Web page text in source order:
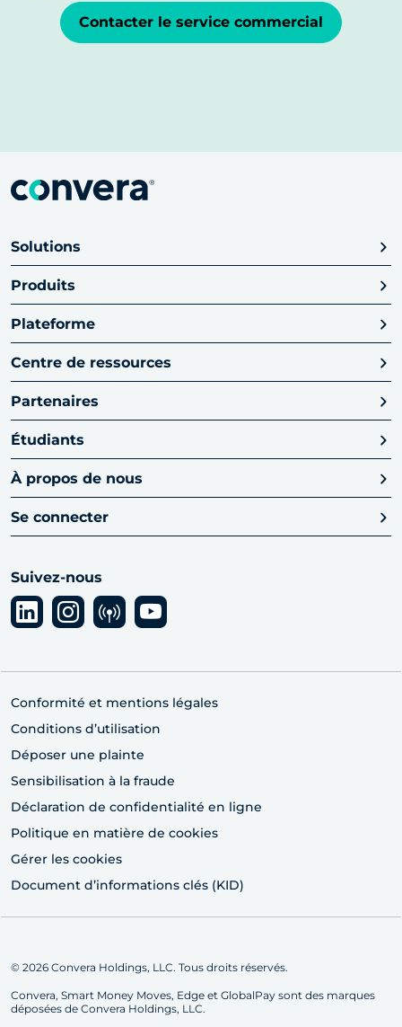
Contacter le service commercial
Solutions
Produits
Plateforme
Centre de ressources
Partenaires
Étudiants
À propos de nous
Se connecter
Suivez-nous
Conformité et mentions légales
Conditions d’utilisation
Déposer une plainte
Sensibilisation à la fraude
Déclaration de confidentialité en ligne
Politique en matière de cookies
Gérer les cookies
Document d’informations clés (KID)
© 2026 Convera Holdings, LLC. Tous droits réservés.
Convera, Smart Money Moves, Edge et GlobalPay sont des marques
déposées de Convera Holdings, LLC.